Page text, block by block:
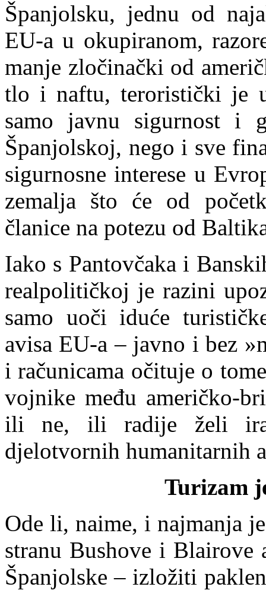
Španjolsku, jednu od
EU-a u okupiranom,
manje zločinački od
tlo i naftu, teroristički je
samo javnu sigurnost i
Španjolskoj, nego i sve
sigurnosne interese u
zemalja što će od
članice na potezu od
Iako s Pantovčaka i
realpolitičkoj je razini
samo uoči iduće
avisa EU-a – javno i bez
i računicama očituje o
vojnike među američko-
ili ne, ili radije želi
djelotvornih humanitarnih
Turizam
Ode li, naime, i najmanja
stranu Bushove i Blairove
Španjolske – izložiti